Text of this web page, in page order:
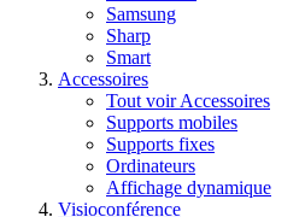
Samsung
Sharp
Smart
Accessoires
Tout voir Accessoires
Supports mobiles
Supports fixes
Ordinateurs
Affichage dynamique
Visioconférence